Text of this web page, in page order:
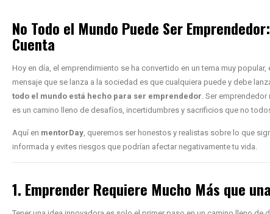
No Todo el Mundo Puede Ser
Cuenta
Hoy en día, el emprendimiento se ha convertido en un tema muy
mensaje que se lanza a la sociedad es que cualquiera puede y debe
todo el mundo está hecho para ser emprendedor. Ser
es un camino lleno de desafíos, incertidumbres y sacrificios que no
Aquí en mentorDay, queremos ser honestos y realistas sobre lo que
informada y evites riesgos que podrían afectar negativamente tu vida.
1. Emprender Requiere Mucho Más que